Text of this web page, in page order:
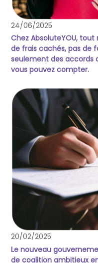
24/06/2025
Chez AbsoluteYOU,
de frais cachés, pas de
seulement des accords
vous pouvez compter.
20/02/2025
Le nouveau
de coalition ambitieux